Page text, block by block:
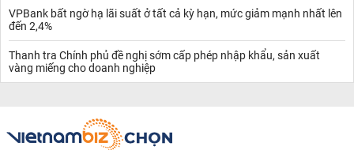
VPBank bất ngờ hạ lãi suất ở tất cả kỳ hạn, mức giảm mạnh nhất lên
đến 2,4%
Thanh tra Chính phủ đề nghị sớm cấp phép nhập khẩu, sản xuất
vàng miếng cho doanh nghiệp